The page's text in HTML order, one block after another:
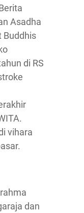
Asadha
Buddhis
di RS
vihara
dan